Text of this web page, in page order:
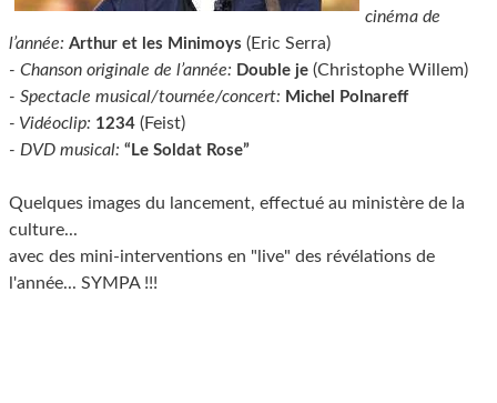
cinéma de
l’année: Arthur et les Minimoys (Eric Serra)
- Chanson originale de l’année: Double je (Christophe Willem)
- Spectacle musical/tournée/concert: Michel Polnareff
- Vidéoclip: 1234 (Feist)
- DVD musical: “Le Soldat Rose”
Quelques images du lancement, effectué au ministère de la
culture...
avec des mini-interventions en "live" des révélations de
l'année... SYMPA !!!